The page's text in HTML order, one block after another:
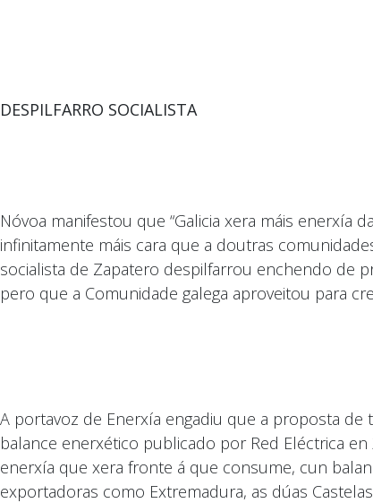
DESPILFARRO SOCIALISTA
Nóvoa manifestou que “Galicia xera máis
infinitamente máis cara que a doutras
socialista de Zapatero despilfarrou enchendo de
pero que a Comunidade galega aproveitou para
A portavoz de Enerxía engadiu que a proposta de
balance enerxético publicado por Red Eléctrica
enerxía que xera fronte á que consume, cun
exportadoras como Extremadura, as dúas